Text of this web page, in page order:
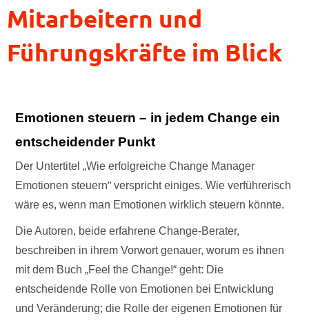
Mitarbeitern und
Führungskräfte im Blick
Emotionen steuern – in jedem Change ein
entscheidender Punkt
Der Untertitel „Wie erfolgreiche Change Manager
Emotionen steuern“ verspricht einiges. Wie verführerisch
wäre es, wenn man Emotionen wirklich steuern könnte.
Die Autoren, beide erfahrene Change-Berater,
beschreiben in ihrem Vorwort genauer, worum es ihnen
mit dem Buch „Feel the Change!“ geht: Die
entscheidende Rolle von Emotionen bei Entwicklung
und Veränderung; die Rolle der eigenen Emotionen für